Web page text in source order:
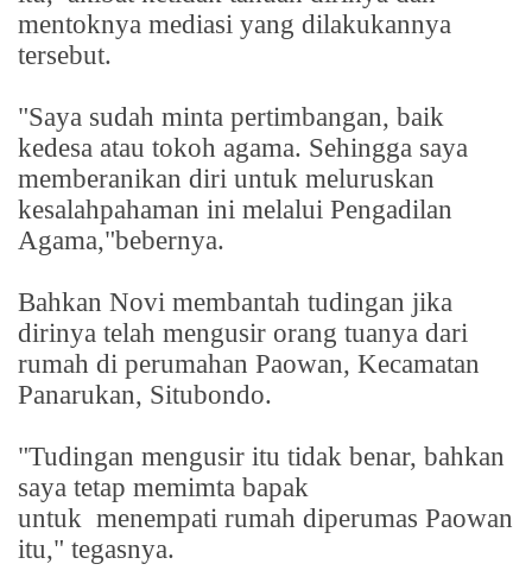
mentoknya mediasi yang dilakukannya
tersebut.
"Saya sudah minta pertimbangan, baik
kedesa atau tokoh agama. Sehingga saya
memberanikan diri untuk meluruskan
kesalahpahaman ini melalui Pengadilan
Agama,"bebernya.
Bahkan Novi membantah tudingan jika
dirinya telah mengusir orang tuanya dari
rumah di perumahan Paowan, Kecamatan
Panarukan, Situbondo.
"Tudingan mengusir itu tidak benar, bahkan
saya tetap memimta bapak
untuk menempati rumah diperumas Paowan
itu," tegasnya.